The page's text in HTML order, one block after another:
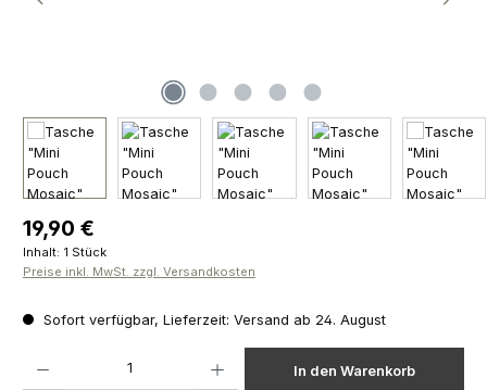
Regulärer Preis:
19,90 €
Inhalt: 1 Stück
Preise inkl. MwSt. zzgl. Versandkosten
Sofort verfügbar, Lieferzeit: Versand ab 24. August
In den Warenkorb